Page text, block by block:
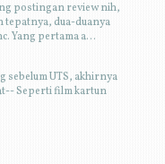
postingan review nih,
tepatnya, dua-duanya
Yang pertama a...
sebelum UTS, akhirnya
Seperti film kartun